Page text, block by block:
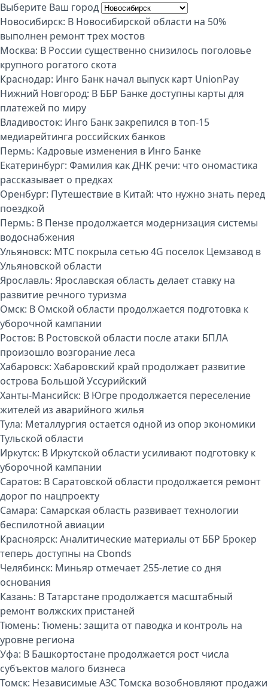
Выберите Ваш город
Новосибирск: В Новосибирской области на 50%
выполнен ремонт трех мостов
Москва: В России существенно снизилось поголовье
крупного рогатого скота
Краснодар: Инго Банк начал выпуск карт UnionPay
Нижний Новгород: В ББР Банке доступны карты для
платежей по миру
Владивосток: Инго Банк закрепился в топ-15
медиарейтинга российских банков
Пермь: Кадровые изменения в Инго Банке
Екатеринбург: Фамилия как ДНК речи: что ономастика
рассказывает о предках
Оренбург: Путешествие в Китай: что нужно знать перед
поездкой
Пермь: В Пензе продолжается модернизация системы
водоснабжения
Ульяновск: МТС покрыла сетью 4G поселок Цемзавод в
Ульяновской области
Ярославль: Ярославская область делает ставку на
развитие речного туризма
Омск: В Омской области продолжается подготовка к
уборочной кампании
Ростов: В Ростовской области после атаки БПЛА
произошло возгорание леса
Хабаровск: Хабаровский край продолжает развитие
острова Большой Уссурийский
Ханты-Мансийск: В Югре продолжается переселение
жителей из аварийного жилья
Тула: Металлургия остается одной из опор экономики
Тульской области
Иркутск: В Иркутской области усиливают подготовку к
уборочной кампании
Саратов: В Саратовской области продолжается ремонт
дорог по нацпроекту
Самара: Самарская область развивает технологии
беспилотной авиации
Красноярск: Аналитические материалы от ББР Брокер
теперь доступны на Cbonds
Челябинск: Миньяр отмечает 255-летие со дня
основания
Казань: В Татарстане продолжается масштабный
ремонт волжских пристаней
Тюмень: Тюмень: защита от паводка и контроль на
уровне региона
Уфа: В Башкортостане продолжается рост числа
субъектов малого бизнеса
Томск: Независимые АЗС Томска возобновляют продажи